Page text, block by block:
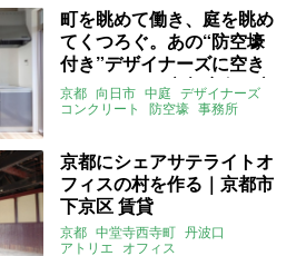
町を眺めて働き、庭を眺め
てくつろぐ。あの“防空壕
付き”デザイナーズに空き
がでました（京都府向日市
40㎡の賃貸物件）
京都 向日市 中庭 デザイナーズ
コンクリート
防空壕 事務所
京都にシェアサテライトオ
フィスの村を作る｜京都市
下京区 賃貸
京都 中堂寺西寺町 丹波口
アトリエ オフィス